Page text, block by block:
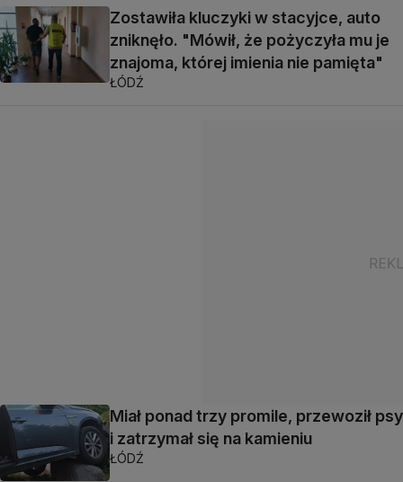
Zostawiła kluczyki w stacyjce, auto
zniknęło. "Mówił, że pożyczyła mu je
znajoma, której imienia nie pamięta"
ŁÓDŹ
Miał ponad trzy promile, przewoził psy
i zatrzymał się na kamieniu
ŁÓDŹ